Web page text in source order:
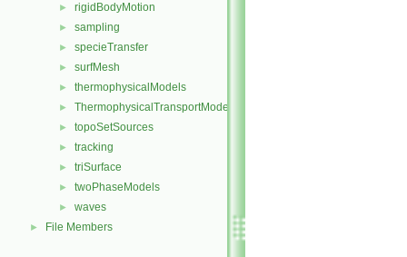
► rigidBodyMotion
► sampling
► specieTransfer
► surfMesh
► thermophysicalModels
► ThermophysicalTransportModels
► topoSetSources
► tracking
► triSurface
► twoPhaseModels
► waves
► File Members